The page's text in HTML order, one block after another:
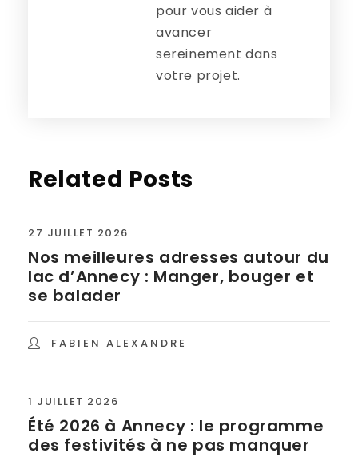
pour vous aider à
avancer
sereinement dans
votre projet.
Related Posts
27 JUILLET 2026
Nos meilleures adresses autour du
lac d’Annecy : Manger, bouger et
se balader
FABIEN ALEXANDRE
1 JUILLET 2026
Été 2026 à Annecy : le programme
des festivités à ne pas manquer